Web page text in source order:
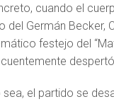
cuando el
del Germán Becker,
festejo del
sea, el partido se